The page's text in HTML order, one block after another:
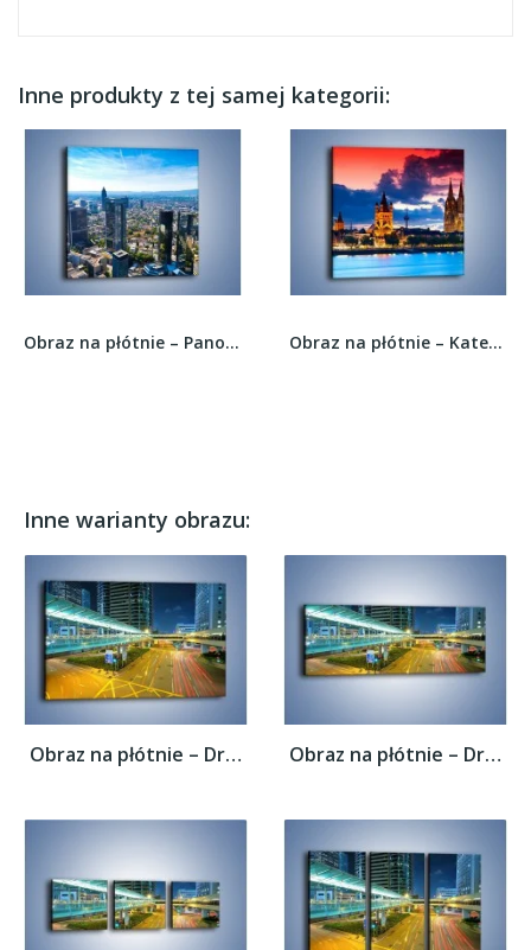
Inne produkty z tej samej kategorii:
Obraz na płótnie – Panorama Frankfurtu –... Obraz na płótnie – Katedra w Kolonii o...
Inne warianty obrazu:
Obraz na płótnie – Droga na lotnisko w... Obraz na płótnie – Droga na lotnisko w...